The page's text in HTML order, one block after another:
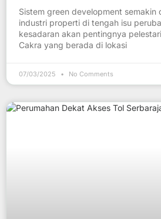
Sistem green development semakin
industri properti di tengah isu
kesadaran akan pentingnya
Cakra yang berada di lokasi
07/03/2025 No Comments